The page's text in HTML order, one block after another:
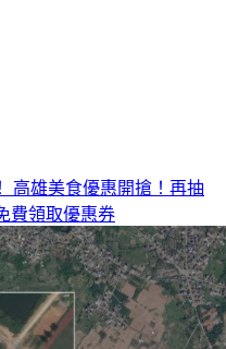
高雄美食優惠開搶！再抽
費領取優惠券